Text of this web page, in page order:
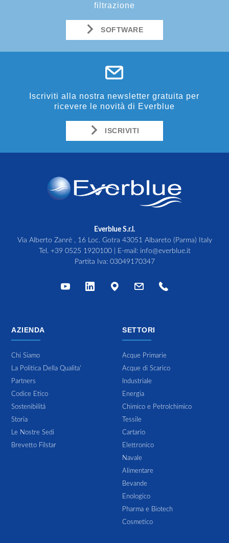
filtrazione
SOFTWARE
Iscriviti alla nostra newsletter gratuita per
ricevere le novità di Everblue
ISCRIVITI
Everblue S.r.l.
Via Alberto Zanrè , 16 Loc. Gotra 43051 Albareto (Parma) Italy
Tel. +39 0525 1920100| E-mail: info@everblue.it
Partita Iva: 03049170347
AZIENDA
Chi Siamo
La Politica Della Qualita'
Partners
Codice Etico
Sostenibilitá
Storia
Le Nostre Sedi
Brevetto Filstar
SETTORI
Acque Primarie
Acque di Scarico
Industriale
Energia
Chimico e Petrolchimico
Tessile
Cartario
Elettronico
Navale
Alimentare
Bevande
Enologico
Pharma e Biotech
Cosmetico